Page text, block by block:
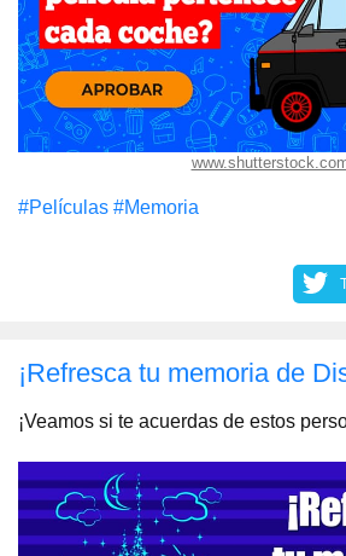
#Películas #Memoria
¡Refresca tu memoria de
¡Veamos si te acuerdas de estos